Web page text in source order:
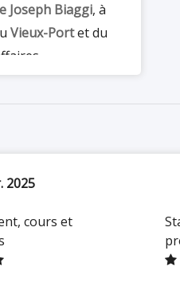
Joseph Biaggi, à
Vieux-Portet du
l'EMD
emplacement
la deuxième
un cadre de vie
entre mer et
2025
cours et